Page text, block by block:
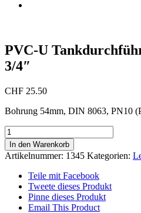
PVC-U
3/4″
CHF 25.50
Bohrung 54mm, DIN 8063, PN10
PVC-
U
Tankdurchführung
40/50mm
3/4"
Menge
In den Warenkorb
Artikelnummer: 1345 Kategorien:
Teile mit Facebook
Tweete dieses Produkt
Pinne dieses Produkt
Email This Product